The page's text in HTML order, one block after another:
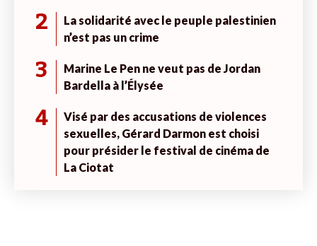
2
La solidarité avec le peuple palestinien
n’est pas un crime
3
Marine Le Pen ne veut pas de Jordan
Bardella à l’Élysée
4
Visé par des accusations de violences
sexuelles, Gérard Darmon est choisi
pour présider le festival de cinéma de
La Ciotat